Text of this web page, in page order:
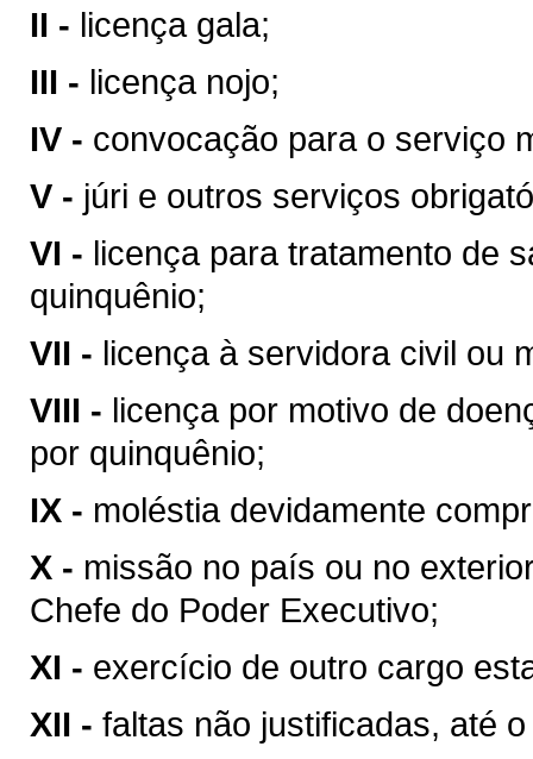
II - licença gala;
III - licença nojo;
IV - convocação para o serviço
V - júri e outros serviços
VI - licença para tratamento de
quinquênio;
VII - licença à servidora civil ou
VIII - licença por motivo de
por quinquênio;
IX - moléstia devidamente
X - missão no país ou no
Chefe do Poder Executivo;
XI - exercício de outro cargo
XII - faltas não justificadas, até